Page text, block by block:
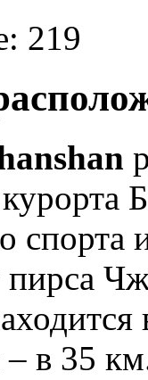
219
пирса
– в 35